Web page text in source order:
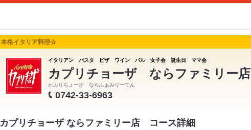
本格イタリア料理☆
イタリアン パスタ ピザ ワイン バル 女子会 誕生日 ママ会
カプリチョーザ ならファミリー店
かぷりちょーざ ならふぁみりーてん
0742-33-6963
カプリチョーザ ならファミリー店 コース詳細